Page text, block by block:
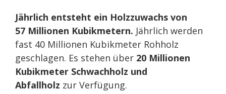
Jährlich entsteht ein Holzzuwachs von
57 Millionen Kubikmetern. Jährlich werden
fast 40 Millionen Kubikmeter Rohholz
geschlagen. Es stehen über 20 Millionen
Kubikmeter Schwachholz und
Abfallholz zur Verfügung.